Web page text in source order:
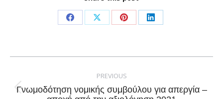
Share
Facebook
Share
X
Share
Pinterest
Share
LinkedIn
navigation
PREVIOUS
Previous
Γνωμοδότηση νομικής συμβούλου για απεργία –